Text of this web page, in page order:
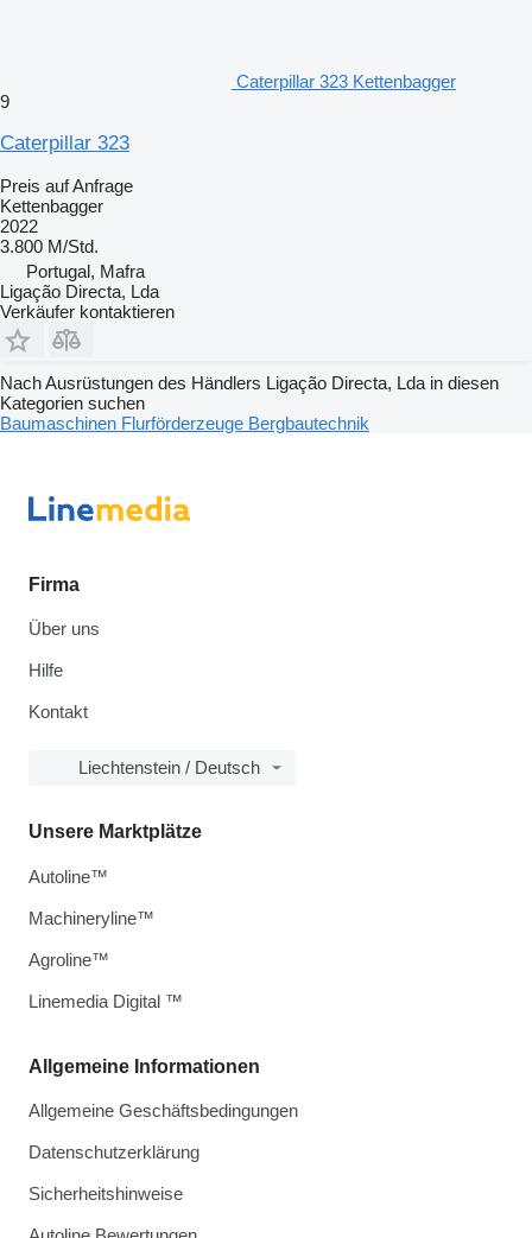
Caterpillar 323 Kettenbagger
9
Caterpillar 323
Preis auf Anfrage
Kettenbagger
2022
3.800 M/Std.
Portugal, Mafra
Ligação Directa, Lda
Verkäufer kontaktieren
Nach Ausrüstungen des Händlers Ligação Directa, Lda in diesen
Kategorien suchen
Baumaschinen Flurförderzeuge Bergbautechnik
Firma
Über uns
Hilfe
Kontakt
Liechtenstein / Deutsch
Allgemeine Informationen
Allgemeine Geschäftsbedingungen
Datenschutzerklärung
Sicherheitshinweise
Unsere Marktplätze
Autoline™
Machineryline™
Agroline™
Linemedia Digital ™